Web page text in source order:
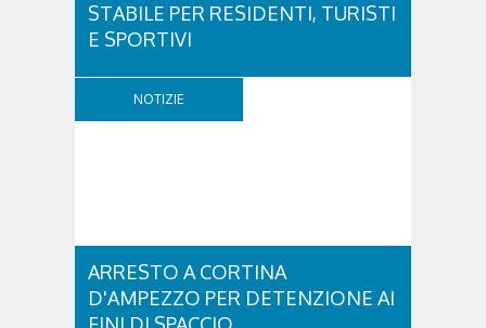
STABILE PER RESIDENTI, TURISTI
E SPORTIVI
territorio dolomitico. Ospedale Cortina -
struttura parte di GVM Care & Research che durante i
NOTIZIE
ARRESTO A CORTINA
D'AMPEZZO PER DETENZIONE AI